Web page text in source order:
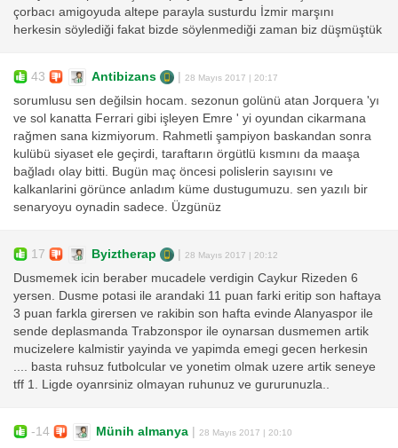
çorbacı amigoyuda altepe parayla susturdu İzmir marşını
herkesin söylediği fakat bizde söylenmediği zaman biz düşmüştük
43 Antibizans 28 Mayıs 2017 | 20:17
sorumlusu sen değilsin hocam. sezonun golünü atan Jorquera 'yı
ve sol kanatta Ferrari gibi işleyen Emre ' yi oyundan cikarmana
rağmen sana kizmiyorum. Rahmetli şampiyon baskandan sonra
kulübü siyaset ele geçirdi, taraftarın örgütlü kısmını da maaşa
bağladı olay bitti. Bugün maç öncesi polislerin sayısını ve
kalkanlarini görünce anladım küme dustugumuzu. sen yazılı bir
senaryoyu oynadin sadece. Üzgünüz
17 Byiztherap 28 Mayıs 2017 | 20:12
Dusmemek icin beraber mucadele verdigin Caykur Rizeden 6
yersen. Dusme potasi ile arandaki 11 puan farki eritip son haftaya
3 puan farkla girersen ve rakibin son hafta evinde Alanyaspor ile
sende deplasmanda Trabzonspor ile oynarsan dusmemen artik
mucizelere kalmistir yayinda ve yapimda emegi gecen herkesin
.... basta ruhsuz futbolcular ve yonetim olmak uzere artik seneye
tff 1. Ligde oyanrsiniz olmayan ruhunuz ve gururunuzla..
-14 Münih almanya 28 Mayıs 2017 | 20:10